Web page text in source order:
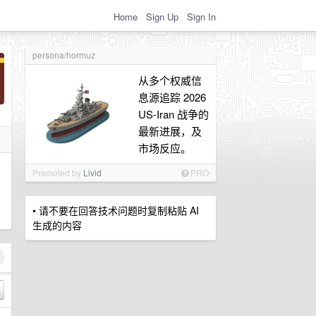
Home Sign Up Sign In
persona/hormuz
从多个权威信
息源追踪 2026
US-Iran 战争的
最新进展，及
市场反应。
Promoted by Livid PRO
• 请不要在回答技术问题时复制粘贴 AI
生成的内容